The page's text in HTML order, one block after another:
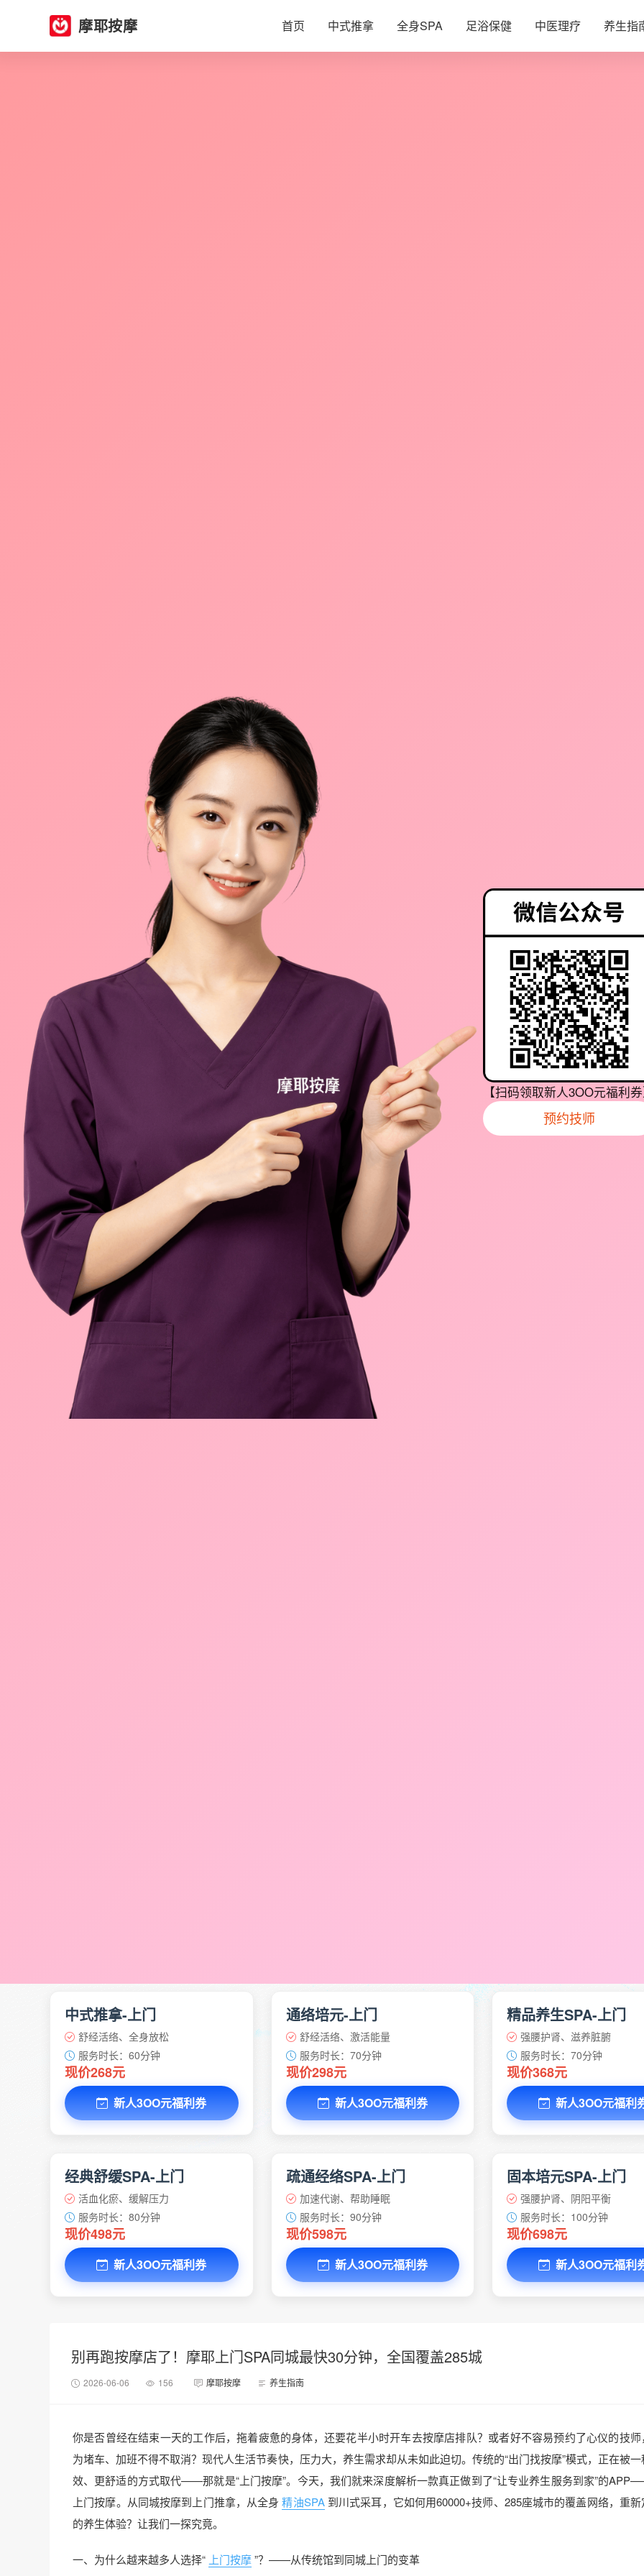
摩耶按摩 首页 中式推拿 全身SPA 足浴保健 中医理疗 养生指
【扫码领取新人3OO元福利
预约技师
中式推拿-上门
舒经活络、全身放松
服务时长：60分钟
现价268元
新人3OO元福利券
通络培元-上门
舒经活络、激活能量
服务时长：70分钟
现价298元
新人3OO元福利券
精品养生SPA-上门
强腰护肾、滋养脏腑
服务时长：70分钟
现价368元
新人3OO元福利
经典舒缓SPA-上门
活血化瘀、缓解压力
服务时长：80分钟
现价498元
新人3OO元福利券
疏通经络SPA-上门
加速代谢、帮助睡眠
服务时长：90分钟
现价598元
新人3OO元福利券
固本培元SPA-上门
强腰护肾、阴阳平衡
服务时长：100分钟
现价698元
新人3OO元福利
别再跑按摩店了！摩耶上门SPA同城最快30分钟，全国覆盖285城
2026-06-06 156 摩耶按摩 养生指南
你是否曾经在结束一天的工作后，拖着疲惫的身体，还要花半小时开车去按摩店排队？或者好不容易预约了心仪的技
为堵车、加班不得不取消？现代人生活节奏快，压力大，养生需求却从未如此迫切。传统的“出门找按摩”模式，正在被
效、更舒适的方式取代——那就是“上门按摩”。今天，我们就来深度解析一款真正做到了“让专业养生服务到家”的
上门按摩。从同城按摩到上门推拿，从全身 精油SPA 到川式采耳，它如何用60000+技师、285座城市的覆盖网络，重
的养生体验？让我们一探究竟。
一、为什么越来越多人选择“ 上门按摩”？——从传统馆到同城上门的变革